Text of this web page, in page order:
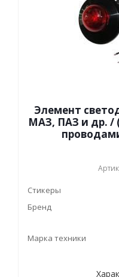
Элемент
МАЗ, ПАЗ и др. /
Стикеры
Бренд
Марка техники